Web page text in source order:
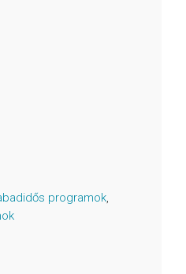
programok